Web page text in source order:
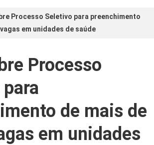
Processo Seletivo para preenchimento
em unidades de saúde
Processo
de mais de
em unidades